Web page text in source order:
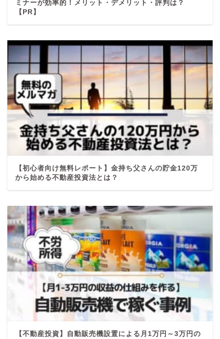
ミナーが効率的！メリット・デメリット・評判は？
【PR】
【初心者向け無料レポート】金持ち父さんの貯金120万
から始める不動産投資法とは？
【不動産投資】自動販売機設置による月1万円～3万円の